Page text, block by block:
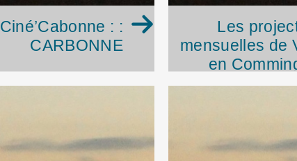
Ciné’Cabonne : :
CARBONNE
Les
mensuelles de
en